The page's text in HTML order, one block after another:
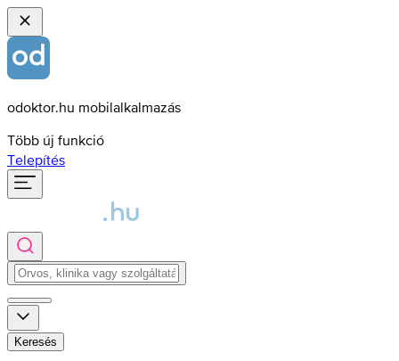
odoktor.hu mobilalkalmazás
Több új funkció
Telepítés
Keresés